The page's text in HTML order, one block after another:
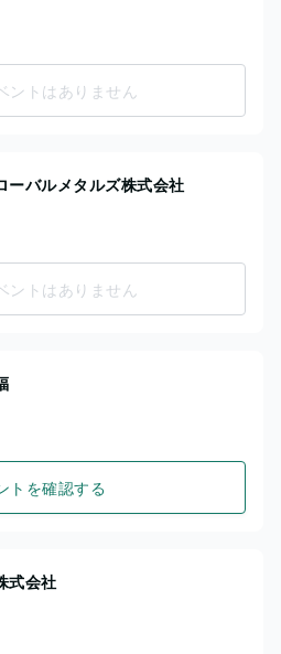
ントはありません
ーバルメタルズ株式会社
ントはありません
トを確認する
式会社